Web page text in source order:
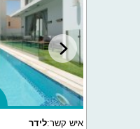
איש קשר:לידר